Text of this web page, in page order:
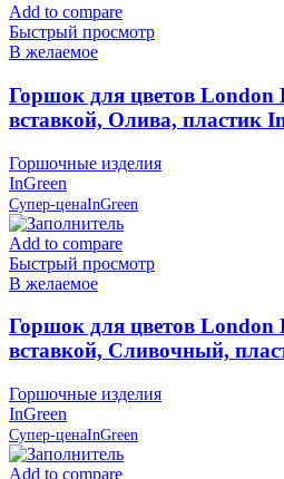
Add to compare
Быстрый просмотр
В желаемое
Горшок для цветов London
вставкой, Олива, пластик
Горшочные изделия
InGreen
Супер-ценаInGreen
Add to compare
Быстрый просмотр
В желаемое
Горшок для цветов London
вставкой, Сливочный,
Горшочные изделия
InGreen
Супер-ценаInGreen
Add to compare